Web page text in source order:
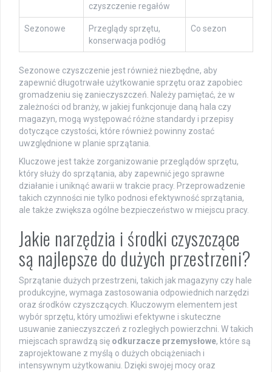
czyszczenie regałów
Sezonowe
Przeglądy sprzętu,
konserwacja podłóg
Co sezon
Sezonowe czyszczenie jest również niezbędne, aby
zapewnić długotrwałe użytkowanie sprzętu oraz zapobiec
gromadzeniu się zanieczyszczeń. Należy pamiętać, że w
zależności od branży, w jakiej funkcjonuje daną hala czy
magazyn, mogą występować różne standardy i przepisy
dotyczące czystości, które również powinny zostać
uwzględnione w planie sprzątania.
Kluczowe jest także zorganizowanie przeglądów sprzętu,
który służy do sprzątania, aby zapewnić jego sprawne
działanie i uniknąć awarii w trakcie pracy. Przeprowadzenie
takich czynności nie tylko podnosi efektywność sprzątania,
ale także zwiększa ogólne bezpieczeństwo w miejscu pracy.
Jakie narzędzia i środki czyszczące
są najlepsze do dużych przestrzeni?
Sprzątanie dużych przestrzeni, takich jak magazyny czy hale
produkcyjne, wymaga zastosowania odpowiednich narzędzi
oraz środków czyszczących. Kluczowym elementem jest
wybór sprzętu, który umożliwi efektywne i skuteczne
usuwanie zanieczyszczeń z rozległych powierzchni. W takich
miejscach sprawdzą się odkurzacze przemysłowe, które są
zaprojektowane z myślą o dużych obciążeniach i
intensywnym użytkowaniu. Dzięki swojej mocy oraz